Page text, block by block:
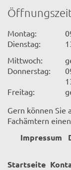
Montag:
Dienstag:
Mittwoch:
Donnerstag:
Freitag:
Gern können Sie
Fachämtern
Impressum
Startseite